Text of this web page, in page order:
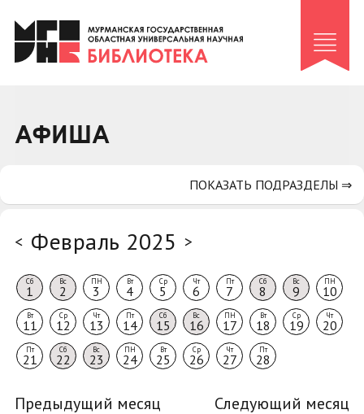
Клуб «Гиря и сельдерей»
Клуб «Семейный архив»
Коллегам
АФИША
< Февраль 2025 >
Сб
1
Вс
2
ПН
3
Вт
4
Ср
5
Чт
6
Пт
7
Сб
8
Вс
9
ПН
10
Вт
11
Ср
12
Чт
13
Пт
14
Сб
15
Вс
16
ПН
17
Вт
18
Ср
19
Чт
20
Пт
21
Сб
22
Вс
23
ПН
24
Вт
25
Ср
26
Чт
27
Пт
28
Предыдущий месяц Следующий месяц
ПОКАЗАТЬ ПОДРАЗДЕЛЫ ⇒